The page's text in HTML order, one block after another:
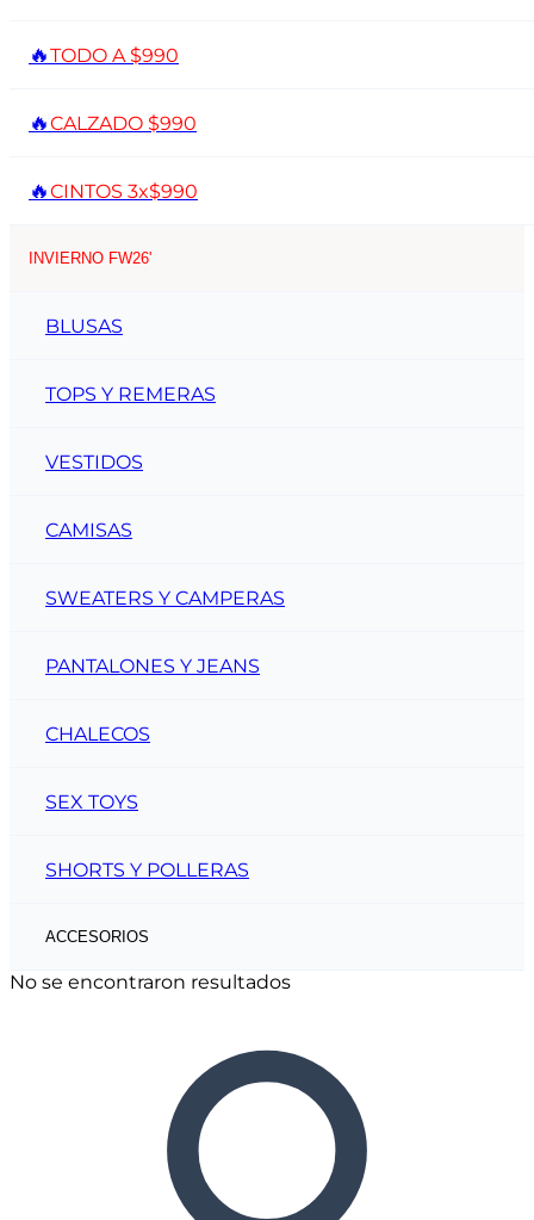
🔥TODO A $990
🔥CALZADO $990
🔥CINTOS 3x$990
INVIERNO FW26'
BLUSAS
TOPS Y REMERAS
VESTIDOS
CAMISAS
SWEATERS Y CAMPERAS
PANTALONES Y JEANS
CHALECOS
SEX TOYS
SHORTS Y POLLERAS
ACCESORIOS
No se encontraron resultados